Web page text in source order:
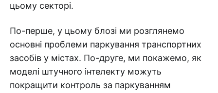
цьому секторі.
По-перше, у цьому блозі ми розглянемо
основні проблеми паркування транспортних
засобів у містах. По-друге, ми покажемо, як
моделі штучного інтелекту можуть
покращити контроль за паркуванням